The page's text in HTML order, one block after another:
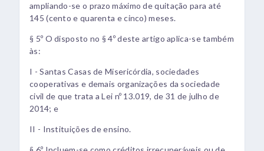
ampliando-se o prazo máximo de quitação para até
145 (cento e quarenta e cinco) meses.
§ 5º O disposto no § 4º deste artigo aplica-se também
às:
I - Santas Casas de Misericórdia, sociedades
cooperativas e demais organizações da sociedade
civil de que trata a Lei nº 13.019, de 31 de julho de
2014; e
II - Instituições de ensino.